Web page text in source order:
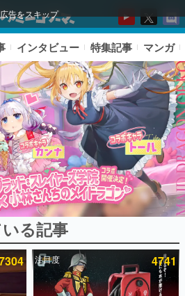
広告をスキップ
る記事ランキング
インタビュー 特集記事 マンガ
る記事
注目度 4741